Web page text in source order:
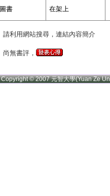
圖書 在架上
請利用網站搜尋，連結內容簡介
尚無書評，
Copyright © 2007 元智大學(Yuan Ze